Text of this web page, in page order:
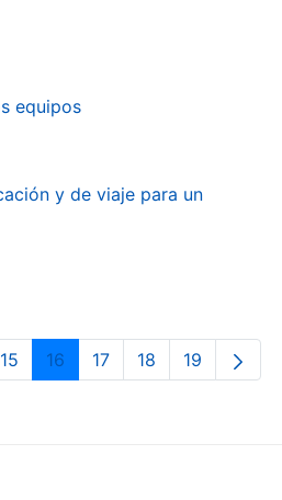
equipos
y de viaje para un
intermèdies Utilitzeu TAB per
Pàgina
15 Pàgina
16 Pàgina
17 Pàgina
18 Pàgina
19